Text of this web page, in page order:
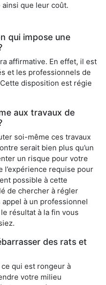
que leur coût.
qui impose une
affirmative. En effet, il est
et les professionnels de
disposition est régie
aux travaux de
soi-même ces travaux
serait bien plus qu’un
un risque pour votre
l’expérience requise pour
possible à cette
de chercher à régler
à un professionnel
résultat à la fin vous
des rats et
ce qui est rongeur à
votre milieu